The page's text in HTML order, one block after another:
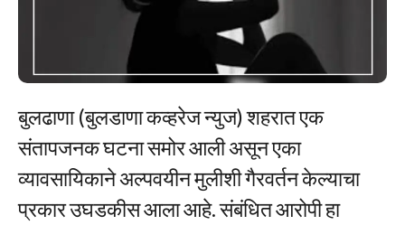
बुलढाणा (बुलडाणा कव्हरेज न्युज) शहरात एक
संतापजनक घटना समोर आली असून एका
व्यावसायिकाने अल्पवयीन मुलीशी गैरवर्तन केल्याचा
प्रकार उघडकीस आला आहे. संबंधित आरोपी हा